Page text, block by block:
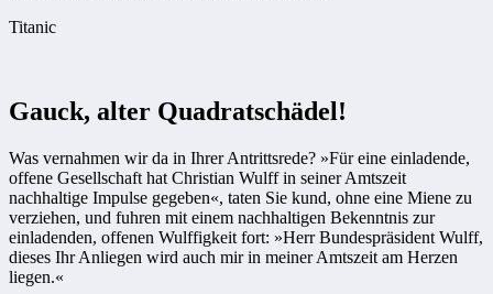
Titanic
Gauck, alter Quadratschädel!
Was vernahmen wir da in Ihrer Antrittsrede? »Für eine einladende,
offene Gesellschaft hat Christian Wulff in seiner Amtszeit
nachhaltige Impulse gegeben«, taten Sie kund, ohne eine Miene zu
verziehen, und fuhren mit einem nachhaltigen Bekenntnis zur
einladenden, offenen Wulffigkeit fort: »Herr Bundespräsident Wulff,
dieses Ihr Anliegen wird auch mir in meiner Amtszeit am Herzen
liegen.«